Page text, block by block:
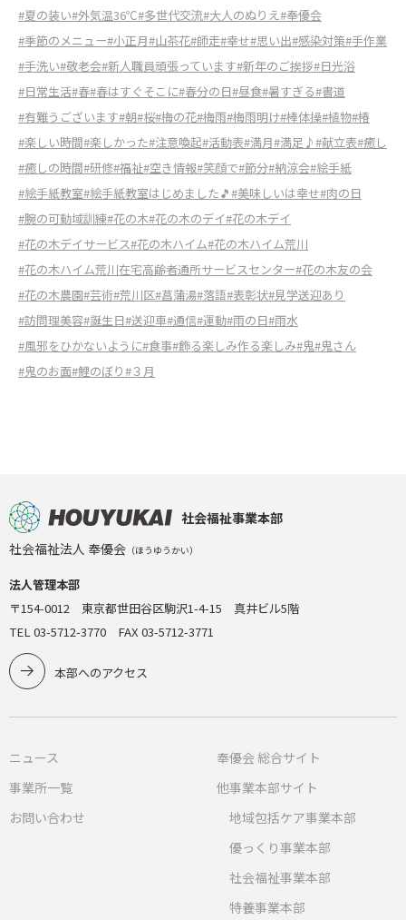
#夏の装い#外気温36℃#多世代交流#大人のぬりえ#奉優会
#季節のメニュー#小正月#山茶花#師走#幸せ#思い出#感染対策#手作業
#手洗い#敬老会#新人職員頑張っています#新年のご挨拶#日光浴
#日常生活#春#春はすぐそこに#春分の日#昼食#暑すぎる#書道
#有難うございます#朝#桜#梅の花#梅雨#梅雨明け#棒体操#植物#椿
#楽しい時間#楽しかった#注意喚起#活動表#満月#満足♪#献立表#癒し
#癒しの時間#研修#福祉#空き情報#笑顔で#節分#納涼会#絵手紙
#絵手紙教室#絵手紙教室はじめました🎵#美味しいは幸せ#肉の日
#腕の可動域訓練#花の木#花の木のデイ#花の木デイ
#花の木デイサービス#花の木ハイム#花の木ハイム荒川
#花の木ハイム荒川在宅高齢者通所サービスセンター#花の木友の会
#花の木農園#芸術#荒川区#菖蒲湯#落語#表彰状#見学送迎あり
#訪問理美容#誕生日#送迎車#通信#運動#雨の日#雨水
#風邪をひかないように#食事#飾る楽しみ作る楽しみ#鬼#鬼さん
#鬼のお面#鯉のぼり#３月
社会福祉事業本部
社会福祉法人 奉優会 （ほうゆうかい）
法人管理本部
〒154-0012 東京都世田谷区駒沢1-4-15 真井ビル5階
TEL 03-5712-3770 FAX 03-5712-3771
本部へのアクセス
ニュース
事業所一覧
お問い合わせ
奉優会 総合サイト
他事業本部サイト
地域包括ケア事業本部
優っくり事業本部
社会福祉事業本部
特養事業本部